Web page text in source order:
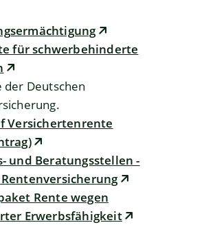
für schwerbehinderte
der Deutschen
Versichertenrente
und Beratungsstellen -
Rente wegen
Erwerbsfähigkeit